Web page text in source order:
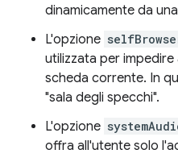
dinamicamente da
L'opzione
utilizzata per
scheda corrente. In
"sala degli specchi".
L'opzione
offra all'utente solo